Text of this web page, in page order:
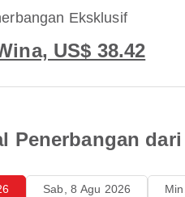
Eksklusif
US$ 38.42
Penerbangan
Sab, 8 Agu 2026